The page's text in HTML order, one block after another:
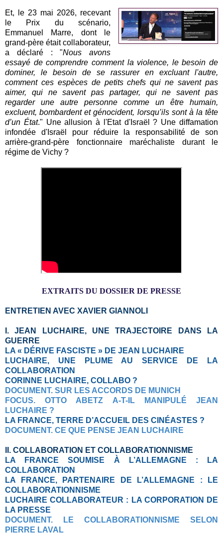
Et, le 23 mai 2026, recevant
le Prix du scénario,
Emmanuel Marre, dont le
grand-père était collaborateur,
a déclaré : "Nous avons
essayé de comprendre comment la violence, le besoin de
dominer, le besoin de se rassurer en excluant l'autre,
comment ces espèces de petits chefs qui ne savent pas
aimer, qui ne savent pas partager, qui ne savent pas
regarder une autre personne comme un être humain,
excluent, bombardent et génocident, lorsqu’ils sont à la tête
d’un État." Une allusion à l'Etat d'Israël ? Une diffamation
infondée d'Israël pour réduire la responsabilité de son
arrière-grand-père fonctionnaire maréchaliste durant le
régime de Vichy ?
EXTRAITS DU DOSSIER DE PRESSE
ENTRETIEN AVEC XAVIER GIANNOLI
I. JEAN LUCHAIRE, UNE TRAJECTOIRE DANS LA
GUERRE
LA « DÉRIVE FASCISTE » DE JEAN LUCHAIRE
LUCHAIRE, UNE PLUME AU SERVICE DE LA
COLLABORATION
CORINNE LUCHAIRE, COLLABO ?
DOCUMENT. SUR LES ACCORDS DE MUNICH
FOCUS. OTTO ABETZ A-T-IL MANIPULÉ JEAN
LUCHAIRE ?
LA FRANCE, TERRE D’ACCUEIL DES CINÉASTES ?
DOCUMENT. CE QUE PENSE JEAN LUCHAIRE
II. COLLABORATION ET COLLABORATIONNISME
LA FRANCE SOUMISE À L’ALLEMAGNE : LA
COLLABORATION
LA FRANCE, PARTENAIRE DE L’ALLEMAGNE : LE
COLLABORATIONNISME
LUCHAIRE COLLABORATEUR : LA CORPORATION DE
LA PRESSE
DOCUMENT. LE COLLABORATIONNISME SELON
PIERRE LAVAL